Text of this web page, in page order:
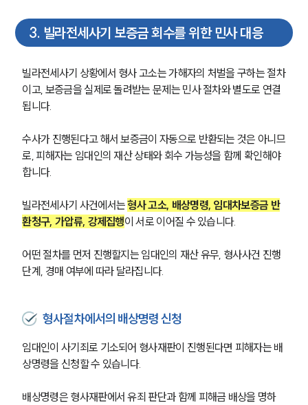
그룹소개
대륜의 강점
글로벌 파트너 로펌
고객의 소리
통합검색
AI대륜
3. 빌라전세사기 보증금 회수를 위한 민사 대응
빌라전세사기 상황에서 형사 고소는 가해자의 처벌을 구하는 절차
이고, 보증금을 실제로 돌려받는 문제는 민사 절차와 별도로 연결
됩니다.
수사가 진행된다고 해서 보증금이 자동으로 반환되는 것은 아니므
로, 피해자는 임대인의 재산 상태와 회수 가능성을 함께 확인해야
합니다.
빌라전세사기 사건에서는 형사 고소, 배상명령, 임대차보증금 반
환청구, 가압류, 강제집행이 서로 이어질 수 있습니다.
어떤 절차를 먼저 진행할지는 임대인의 재산 유무, 형사사건 진행
단계, 경매 여부에 따라 달라집니다.
형사절차에서의 배상명령 신청
임대인이 사기죄로 기소되어 형사재판이 진행된다면 피해자는 배
상명령을 신청할 수 있습니다.
배상명령은 형사재판에서 유죄 판단과 함께 피해금 배상을 명하